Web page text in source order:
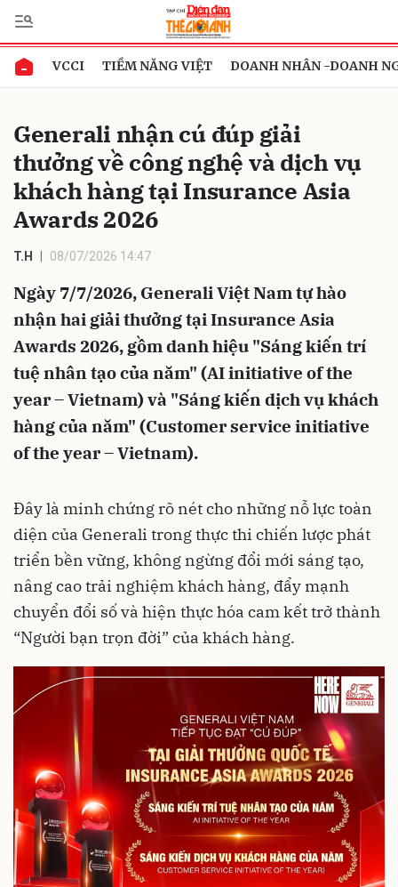
VCCI TIỀM NĂNG VIỆT DOANH NHÂN -DOANH
Generali nhận cú đúp giải
thưởng về công nghệ và dịch vụ
khách hàng tại Insurance Asia
Awards 2026
T.H 08/07/2026 14:47
Ngày 7/7/2026, Generali Việt Nam tự hào
nhận hai giải thưởng tại Insurance Asia
Awards 2026, gồm danh hiệu "Sáng kiến trí
tuệ nhân tạo của năm" (AI initiative of the
year – Vietnam) và "Sáng kiến dịch vụ khách
hàng của năm" (Customer service initiative
of the year – Vietnam).
Đây là minh chứng rõ nét cho những nỗ lực toàn
diện của Generali trong thực thi chiến lược phát
triển bền vững, không ngừng đổi mới sáng tạo,
nâng cao trải nghiệm khách hàng, đẩy mạnh
chuyển đổi số và hiện thực hóa cam kết trở thành
“Người bạn trọn đời” của khách hàng.
Gửi bình luận